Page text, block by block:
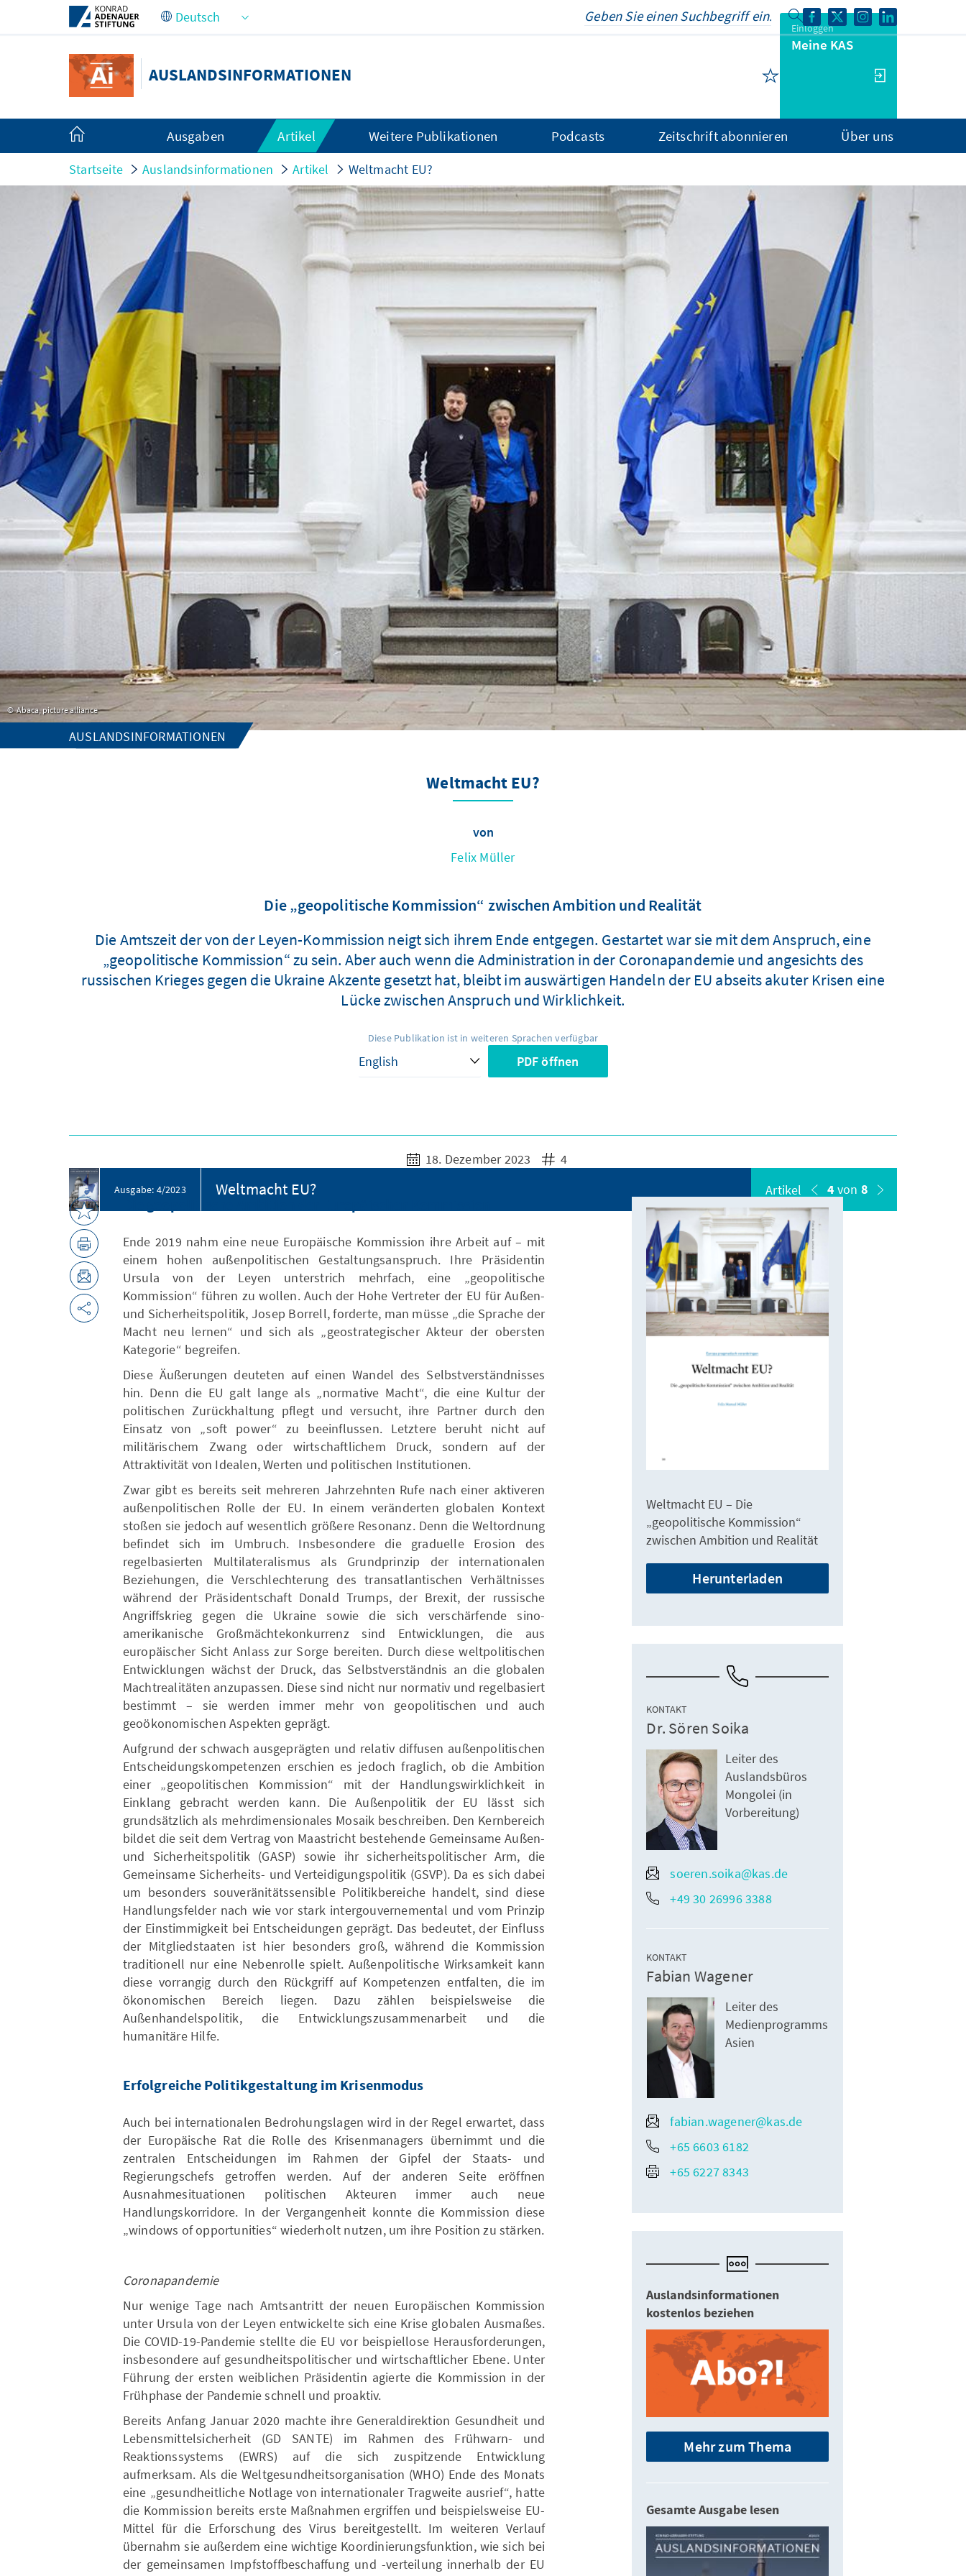
Zum Hauptinhalt springen
AUSLANDSINFORMATIONEN
Einloggen
Meine KAS
Ausgaben Artikel Weitere Publikationen Podcasts Zeitschrift abonnieren Über uns
Startseite Auslandsinformationen Artikel Weltmacht EU?
Abaca, picture alliance
AUSLANDSINFORMATIONEN
Weltmacht EU?
von
Felix Müller
Die „geopolitische Kommission“ zwischen Ambition und Realität
Die Amtszeit der von der Leyen-Kommission neigt sich ihrem Ende entgegen. Gestartet war sie mit dem Anspruch, eine
„geopolitische Kommission“ zu sein. Aber auch wenn die Administration in der Coronapandemie und angesichts des
russischen Krieges gegen die Ukraine Akzente gesetzt hat, bleibt im auswärtigen Handeln der EU abseits akuter Krisen eine
Lücke zwischen Anspruch und Wirklichkeit.
Diese Publikation ist in weiteren Sprachen verfügbar
PDF öffnen
18. Dezember 2023 4
Ausgabe: 4/2023 Weltmacht EU? Artikel 4 von 8
Die geopolitische Ambition der Europäischen Kommission
Ende 2019 nahm eine neue Europäische Kommission ihre Arbeit auf – mit
einem hohen außenpolitischen Gestaltungsanspruch. Ihre Präsidentin
Ursula von der Leyen unterstrich mehrfach, eine „geopolitische
Kommission“ führen zu wollen. Auch der Hohe Vertreter der EU für Außen-
und Sicherheitspolitik, Josep Borrell, forderte, man müsse „die Sprache der
Macht neu lernen“ und sich als „geostrategischer Akteur der obersten
Kategorie“ begreifen.
Diese Äußerungen deuteten auf einen Wandel des Selbstverständnisses
hin. Denn die EU galt lange als „normative Macht“, die eine Kultur der
politischen Zurückhaltung pflegt und versucht, ihre Partner durch den
Einsatz von „soft power“ zu beeinflussen. Letztere beruht nicht auf
militärischem Zwang oder wirtschaftlichem Druck, sondern auf der
Attraktivität von Idealen, Werten und politischen Institutionen.
Zwar gibt es bereits seit mehreren Jahrzehnten Rufe nach einer aktiveren
außenpolitischen Rolle der EU. In einem veränderten globalen Kontext
stoßen sie jedoch auf wesentlich größere Resonanz. Denn die Weltordnung
befindet sich im Umbruch. Insbesondere die graduelle Erosion des
regelbasierten Multilateralismus als Grundprinzip der internationalen
Beziehungen, die Verschlechterung des transatlantischen Verhältnisses
während der Präsidentschaft Donald Trumps, der Brexit, der russische
Angriffskrieg gegen die Ukraine sowie die sich verschärfende sino-
amerikanische Großmächtekonkurrenz sind Entwicklungen, die aus
europäischer Sicht Anlass zur Sorge bereiten. Durch diese weltpolitischen
Entwicklungen wächst der Druck, das Selbstverständnis an die globalen
Machtrealitäten anzupassen. Diese sind nicht nur normativ und regelbasiert
bestimmt – sie werden immer mehr von geopolitischen und auch
geoökonomischen Aspekten geprägt.
Aufgrund der schwach ausgeprägten und relativ diffusen außenpolitischen
Entscheidungskompetenzen erschien es jedoch fraglich, ob die Ambition
einer „geopolitischen Kommission“ mit der Handlungswirklichkeit in
Einklang gebracht werden kann. Die Außenpolitik der EU lässt sich
grundsätzlich als mehrdimensionales Mosaik beschreiben. Den Kernbereich
bildet die seit dem Vertrag von Maastricht bestehende Gemeinsame Außen-
und Sicherheitspolitik (GASP) sowie ihr sicherheitspolitischer Arm, die
Gemeinsame Sicherheits- und Verteidigungspolitik (GSVP). Da es sich dabei
um besonders souveränitätssensible Politikbereiche handelt, sind diese
Handlungsfelder nach wie vor stark intergouvernemental und vom Prinzip
der Einstimmigkeit bei Entscheidungen geprägt. Das bedeutet, der Einfluss
der Mitgliedstaaten ist hier besonders groß, während die Kommission
traditionell nur eine Nebenrolle spielt. Außenpolitische Wirksamkeit kann
diese vorrangig durch den Rückgriff auf Kompetenzen entfalten, die im
ökonomischen Bereich liegen. Dazu zählen beispielsweise die
Außenhandelspolitik, die Entwicklungszusammenarbeit und die
humanitäre Hilfe.
Erfolgreiche Politikgestaltung im Krisenmodus
Auch bei internationalen Bedrohungslagen wird in der Regel erwartet, dass
der Europäische Rat die Rolle des Krisenmanagers übernimmt und die
zentralen Entscheidungen im Rahmen der Gipfel der Staats- und
Regierungschefs getroffen werden. Auf der anderen Seite eröffnen
Ausnahmesituationen politischen Akteuren immer auch neue
Handlungskorridore. In der Vergangenheit konnte die Kommission diese
„windows of opportunities“ wiederholt nutzen, um ihre Position zu stärken.
Coronapandemie
Nur wenige Tage nach Amtsantritt der neuen Europäischen Kommission
unter Ursula von der Leyen entwickelte sich eine Krise globalen Ausmaßes.
Die COVID-19-Pandemie stellte die EU vor beispiellose Herausforderungen,
insbesondere auf gesundheitspolitischer und wirtschaftlicher Ebene. Unter
Führung der ersten weiblichen Präsidentin agierte die Kommission in der
Frühphase der Pandemie schnell und proaktiv.
Bereits Anfang Januar 2020 machte ihre Generaldirektion Gesundheit und
Lebensmittelsicherheit (GD SANTE) im Rahmen des Frühwarn- und
Reaktionssystems (EWRS) auf die sich zuspitzende Entwicklung
aufmerksam. Als die Weltgesundheitsorganisation (WHO) Ende des Monats
eine „gesundheitliche Notlage von internationaler Tragweite ausrief“, hatte
die Kommission bereits erste Maßnahmen ergriffen und beispielsweise EU-
Mittel für die Erforschung des Virus bereitgestellt. Im weiteren Verlauf
übernahm sie außerdem eine wichtige Koordinierungsfunktion, wie sich bei
der gemeinsamen Impfstoffbeschaffung und -verteilung innerhalb der EU
Weltmacht EU – Die
„geopolitische Kommission“
zwischen Ambition und Realität
Herunterladen
KONTAKT
Dr. Sören Soika
Leiter des
Auslandsbüros
Mongolei (in
Vorbereitung)
soeren.soika@kas.de
+49 30 26996 3388
KONTAKT
Fabian Wagener
Leiter des
Medienprogramms
Asien
fabian.wagener@kas.de
+65 6603 6182
+65 6227 8343
Auslandsinformationen
kostenlos beziehen
Mehr zum Thema
Gesamte Ausgabe lesen